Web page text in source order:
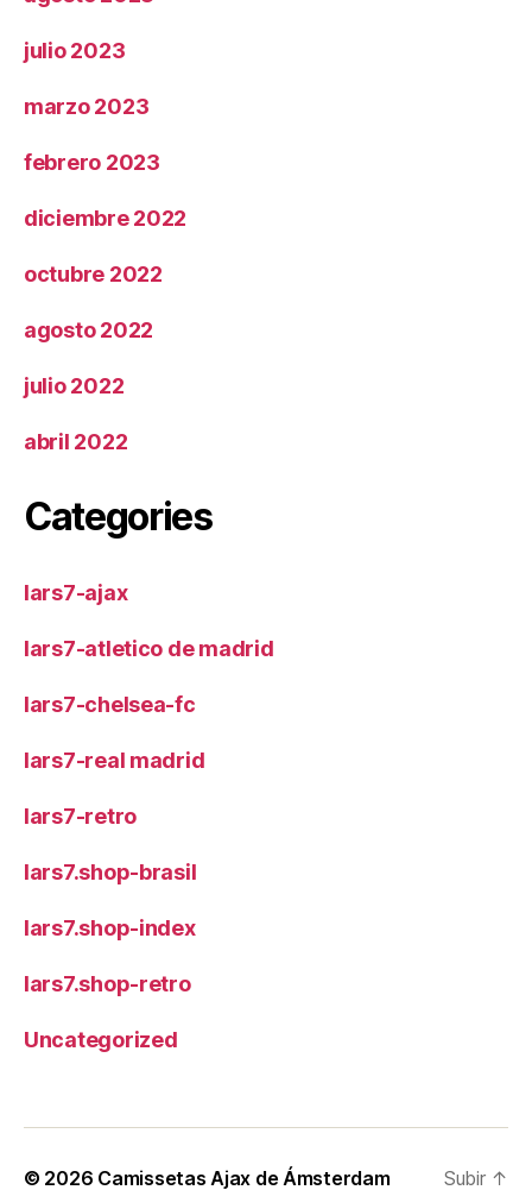
julio 2023
marzo 2023
febrero 2023
diciembre 2022
octubre 2022
agosto 2022
julio 2022
abril 2022
Categories
lars7-ajax
lars7-atletico de madrid
lars7-chelsea-fc
lars7-real madrid
lars7-retro
lars7.shop-brasil
lars7.shop-index
lars7.shop-retro
Uncategorized
© 2026 Camissetas Ajax de Ámsterdam Subir ↑